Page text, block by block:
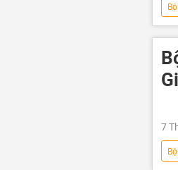
tự
7